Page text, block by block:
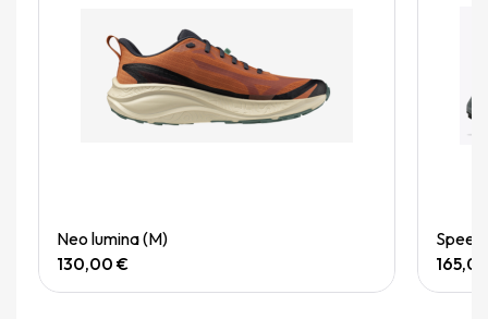
Neo lumina (M)
130,00 €